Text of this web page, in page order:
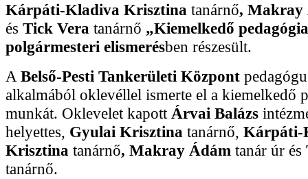
Kárpáti-Kladiva Krisztina tanárnő,
és Tick Vera tanárnő „Kiemelkedő
polgármesteri elismerésben részesült.
ABelső-Pesti Tankerületi Központ
alkalmából oklevéllel ismerte el a kiemelkedő
munkát. Oklevelet kapottÁrvai Balázs
helyettes, Gyulai Krisztina tanárnő, Kárpáti-
Krisztina tanárnő, Makray Ádám tanár úr és
tanárnő.